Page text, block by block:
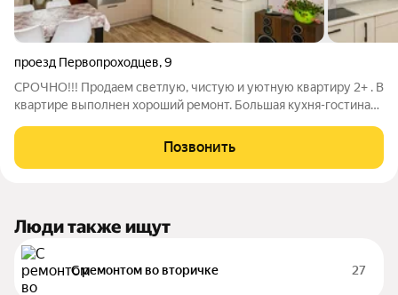
проезд Первопроходцев,9
СРОЧНО!!! Продаем светлую, чистую и уютную квартиру 2+ . В
квартире выполнен хороший ремонт. Большая кухня-гостиная
33 класса, балкон утеплен, обшит и совмещен с комнатой,
санузел раздельный,
Позвонить
Люди также ищут
С ремонтом во вторичке 27